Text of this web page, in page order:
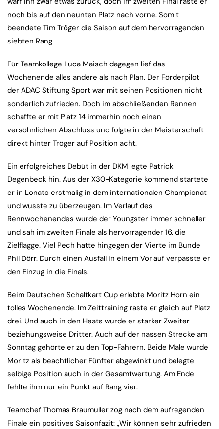
noch bis auf den neunten Platz nach vorne. Somit
beendete Tim Tröger die Saison auf dem hervorragenden
siebten Rang.
Für Teamkollege Luca Maisch dagegen lief das
Wochenende alles andere als nach Plan. Der Förderpilot
der ADAC Stiftung Sport war mit seinen Positionen nicht
sonderlich zufrieden. Doch im abschließenden Rennen
schaffte er mit Platz 14 immerhin noch einen
versöhnlichen Abschluss und folgte in der Meisterschaft
direkt hinter Tröger auf Position acht.
Ein erfolgreiches Debüt in der DKM legte Patrick
Degenbeck hin. Aus der X30-Kategorie kommend startete
er in Lonato erstmalig in dem internationalen Championat
und wusste zu überzeugen. Im Verlauf des
Rennwochenendes wurde der Youngster immer schneller
und sah im zweiten Finale als hervorragender 16. die
Zielflagge. Viel Pech hatte hingegen der Vierte im Bunde
Phil Dörr. Durch einen Ausfall in einem Vorlauf verpasste er
den Einzug in die Finals.
Beim Deutschen Schaltkart Cup erlebte Moritz Horn ein
tolles Wochenende. Im Zeittraining raste er gleich auf Platz
drei. Und auch in den Heats wurde er starker Zweiter
beziehungsweise Dritter. Auch auf der nassen Strecke am
Sonntag gehörte er zu den Top-Fahrern. Beide Male wurde
Moritz als beachtlicher Fünfter abgewinkt und belegte
selbige Position auch in der Gesamtwertung. Am Ende
fehlte ihm nur ein Punkt auf Rang vier.
Teamchef Thomas Braumüller zog nach dem aufregenden
Finale ein positives Saisonfazit: „Wir können sehr zufrieden